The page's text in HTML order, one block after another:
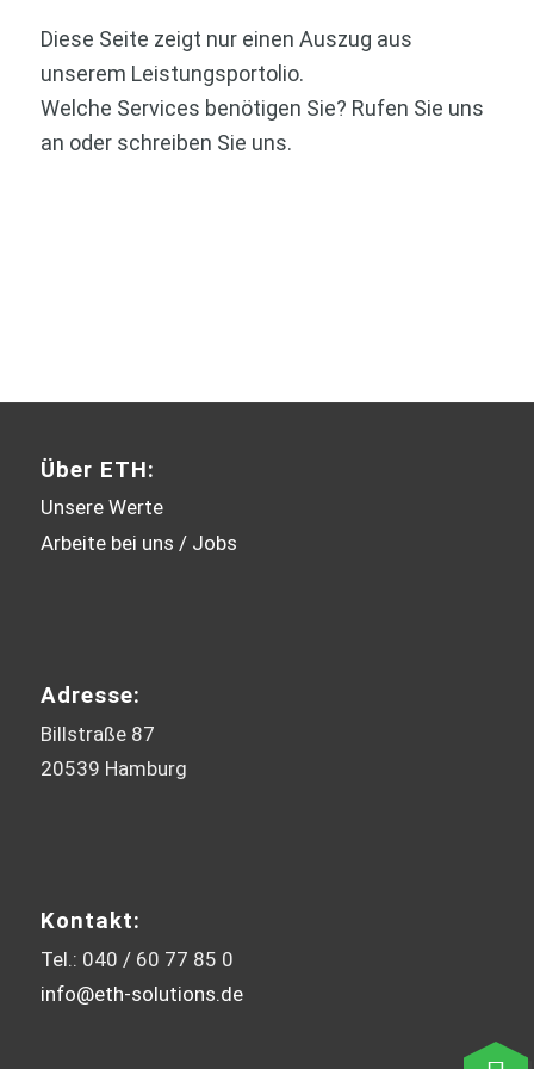
Diese Seite zeigt nur einen Auszug aus
unserem Leistungsportolio.
Welche Services benötigen Sie? Rufen Sie uns
an oder schreiben Sie uns.
Über ETH:
Unsere Werte
Arbeite bei uns / Jobs
Adresse:
Billstraße 87
20539 Hamburg
Kontakt:
Tel.: 040 / 60 77 85 0
info@eth-solutions.de